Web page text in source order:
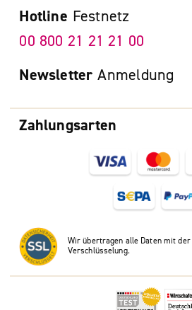
Zahlungsarten
Wir übertragen alle Daten mit der
Verschlüsselung.
Hotline Festnetz
00 800 21 21 21 00
Newsletter Anmeldung